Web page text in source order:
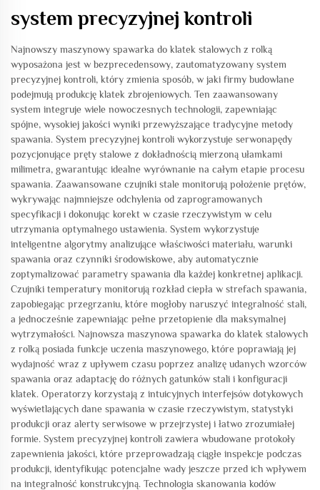
system precyzyjnej kontroli
Najnowszy maszynowy spawarka do klatek stalowych z rolką
wyposażona jest w bezprecedensowy, zautomatyzowany system
precyzyjnej kontroli, który zmienia sposób, w jaki firmy budowlane
podejmują produkcję klatek zbrojeniowych. Ten zaawansowany
system integruje wiele nowoczesnych technologii, zapewniając
spójne, wysokiej jakości wyniki przewyższające tradycyjne metody
spawania. System precyzyjnej kontroli wykorzystuje serwonapędy
pozycjonujące pręty stalowe z dokładnością mierzoną ułamkami
milimetra, gwarantując idealne wyrównanie na całym etapie procesu
spawania. Zaawansowane czujniki stale monitorują położenie prętów,
wykrywając najmniejsze odchylenia od zaprogramowanych
specyfikacji i dokonując korekt w czasie rzeczywistym w celu
utrzymania optymalnego ustawienia. System wykorzystuje
inteligentne algorytmy analizujące właściwości materiału, warunki
spawania oraz czynniki środowiskowe, aby automatycznie
zoptymalizować parametry spawania dla każdej konkretnej aplikacji.
Czujniki temperatury monitorują rozkład ciepła w strefach spawania,
zapobiegając przegrzaniu, które mogłoby naruszyć integralność stali,
a jednocześnie zapewniając pełne przetopienie dla maksymalnej
wytrzymałości. Najnowsza maszynowa spawarka do klatek stalowych
z rolką posiada funkcje uczenia maszynowego, które poprawiają jej
wydajność wraz z upływem czasu poprzez analizę udanych wzorców
spawania oraz adaptację do różnych gatunków stali i konfiguracji
klatek. Operatorzy korzystają z intuicyjnych interfejsów dotykowych
wyświetlających dane spawania w czasie rzeczywistym, statystyki
produkcji oraz alerty serwisowe w przejrzystej i łatwo zrozumiałej
formie. System precyzyjnej kontroli zawiera wbudowane protokoły
zapewnienia jakości, które przeprowadzają ciągłe inspekcje podczas
produkcji, identyfikując potencjalne wady jeszcze przed ich wpływem
na integralność konstrukcyjną. Technologia skanowania kodów